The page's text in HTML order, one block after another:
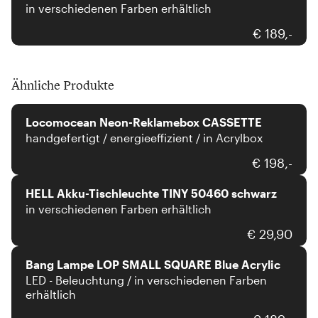
in verschiedenen Farben erhältlich
€ 189,-
Ähnliche Produkte
Locomocean Neon-Reklamebox CASSETTE
handgefertigt / energieeffizient / in Acrylbox
€ 198,-
HELL
HELL Akku-Tischleuchte TINY 50460 schwarz
in verschiedenen Farben erhältlich
€ 29,90
Bang
Bang Lampe LOP SMALL SQUARE Blue Acrylic
LED - Beleuchtung / in verschiedenen Farben
erhältlich